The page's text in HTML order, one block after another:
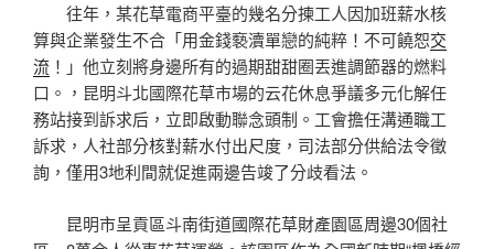
往年，某花草電商平臺的幾名分揀工人因加班薪水核
算與企業發生不合「用金錢褻瀆單戀的純粹！不可饒恕交
流 ！」他立刻將身邊所有的過期甜甜圈丟進調節器的燃料
口。，昆明斗北國際花草市場的云花休息爭議多元化解任
務站接到訴求后，立即啟動聯念頭制。工會擔任溝通職工
訴求，人社部分核對薪水付出尺度，司法部分供給法令徵
詢，僅用3地利間就促進兩邊告竣了分歧看法。
昆明市呈貢區斗南街道國際花草財產園區周邊30個社